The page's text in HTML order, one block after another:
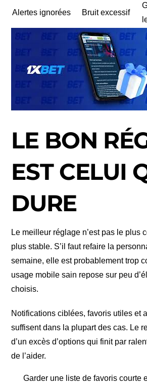
Alertes ignorées Bruit excessif
LE BON
EST CELUI
DURE
Le meilleur réglage n’est pas le plus
plus stable. S’il faut refaire la
semaine, elle est probablement trop
usage mobile sain repose sur peu
choisis.
Notifications ciblées, favoris utiles et
suffisent dans la plupart des cas. Le
d’un excès d’options qui finit par
de l’aider.
Garder une liste de favoris courte